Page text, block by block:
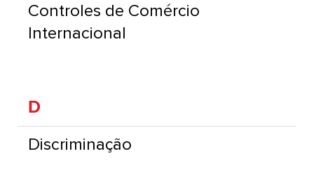
Controles de Comércio
Internacional
D
Discriminação